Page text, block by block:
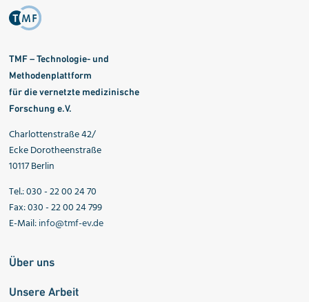
TMF – Technologie- und
Methodenplattform
für die vernetzte medizinische
Forschung e.V.
Charlottenstraße 42/
Ecke Dorotheenstraße
10117 Berlin
Tel.: 030 - 22 00 24 70
Fax: 030 - 22 00 24 799
E-Mail:info@tmf-ev.de
Über uns
Unsere Arbeit